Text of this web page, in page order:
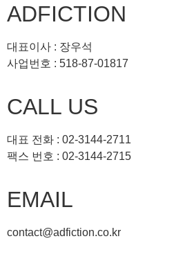
ADFICTION
대표이사 : 장우석
사업번호 : 518-87-01817
CALL US
대표 전화 : 02-3144-2711
팩스 번호 : 02-3144-2715
EMAIL
contact@adfiction.co.kr